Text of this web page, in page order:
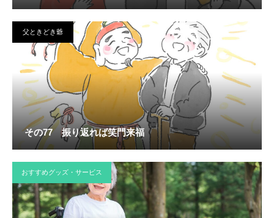
父ときどき爺
その77 振り返れば笑門来福
おすすめグッズ・サービス